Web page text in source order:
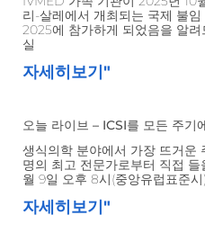
리-살레에서 개최되는 국제 불
2025에 참가하게 되었음을 알
실
자세히보기"
오늘 라이브 – ICSI를 모든 주기
생식의학 분야에서 가장 뜨거운
명의 최고 전문가로부터 직접
월 9일 오후 8시(중앙유럽표준
자세히보기"